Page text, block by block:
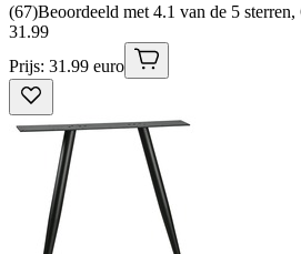
(67)Beoordeeld met 4.1 van de 5
31 .99
Prijs: 31.99 euro